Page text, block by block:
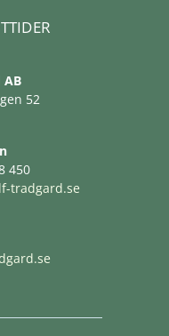
AB
52
450
tradgard.se